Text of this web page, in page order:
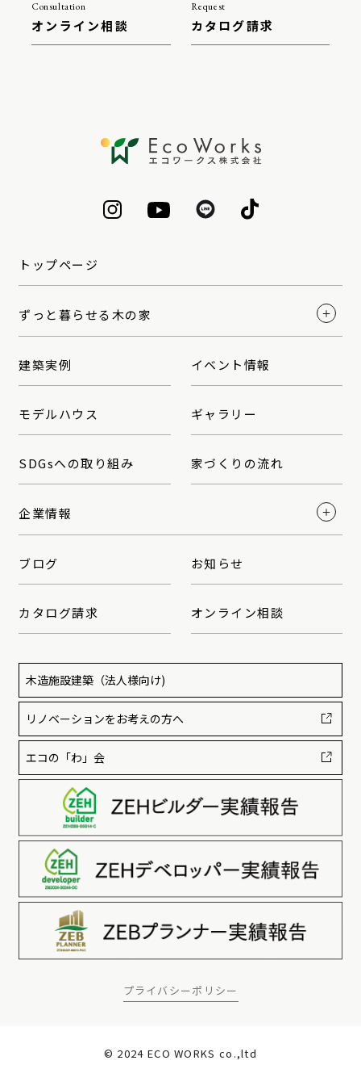
Consultation
オンライン相談
Request
カタログ請求
トップページ
ずっと暮らせる木の家
建築実例 イベント情報
モデルハウス ギャラリー
SDGsへの取り組み 家づくりの流れ
企業情報
ブログ お知らせ
カタログ請求 オンライン相談
プライバシーポリシー
木造施設建築 （法人様向け)
リノベーションをお考えの方へ
エコの「わ」会
© 2024 ECO WORKS co.,ltd